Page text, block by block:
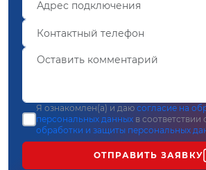
Я ознакомлен(а) и даю согласие на
персональных данных в соответствии
обработки и защиты персональных
ОТПРАВИТЬ ЗАЯВКУ